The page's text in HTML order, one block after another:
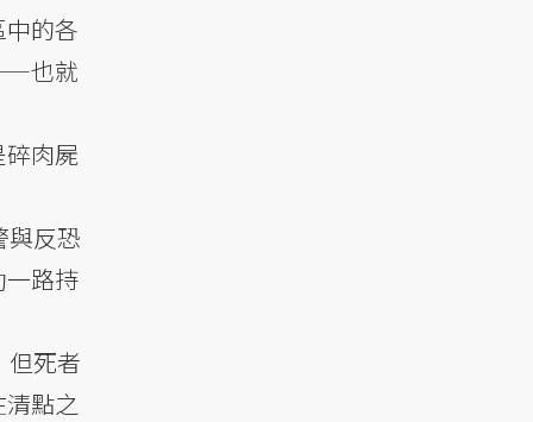
的各
也就
肉屍
與反恐
路持
但死者
點之